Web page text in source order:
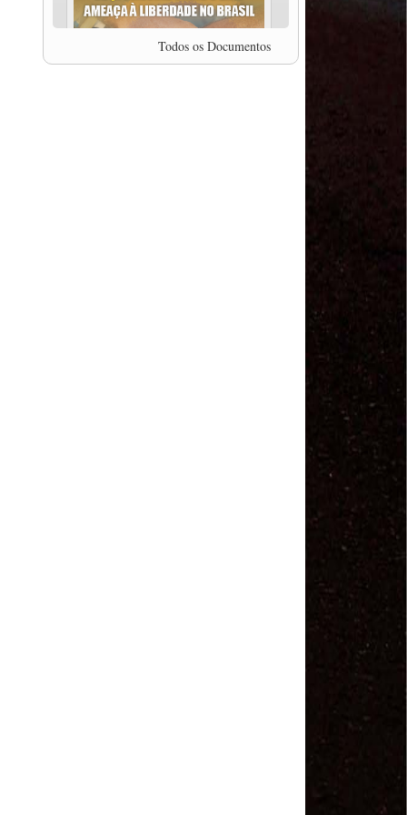
professor da Unisinos e Doutor em Ciências da
Comunicação da USP, Rafael Grohmann, que
coordena uma pesquisa internacional que visa
pressionar as plataformas digitais por melhores
Todos os Documentos